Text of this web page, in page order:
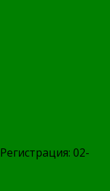
Регистрация: 02-